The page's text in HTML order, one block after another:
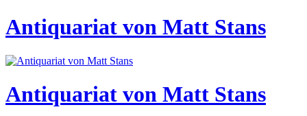
Antiquariat von Matt Stans
Antiquariat von Matt Stans